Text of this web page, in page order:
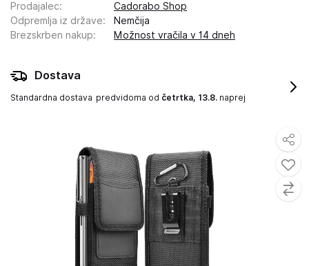
Prodajalec:
Cadorabo Shop
Odpremlja iz države:
Nemčija
Brezskrben nakup: Možnost vračila v 14 dneh
Dostava
Standardna dostava predvidoma od četrtka, 13.8. naprej